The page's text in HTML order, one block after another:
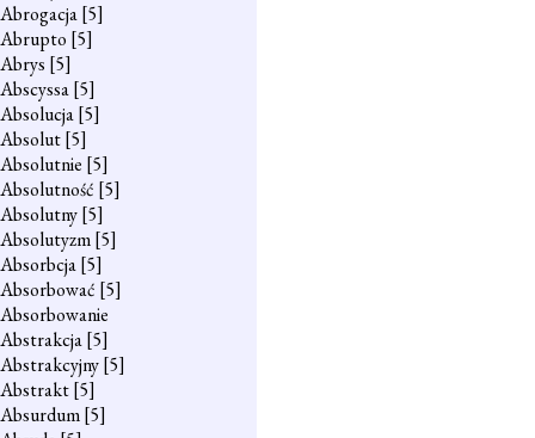
Abrogacja[5]
Abrupto [5]
Abrys [5]
Abscyssa[5]
Absolucja[5]
Absolut[5]
Absolutnie [5]
Absolutność [5]
Absolutny[5]
Absolutyzm[5]
Absorbcja[5]
Absorbować [5]
Absorbowanie
Abstrakcja[5]
Abstrakcyjny[5]
Abstrakt[5]
Absurdum[5]